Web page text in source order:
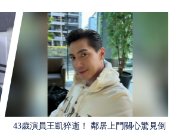
43歲演員王凱猝逝！ 鄰居上門關心驚見倒